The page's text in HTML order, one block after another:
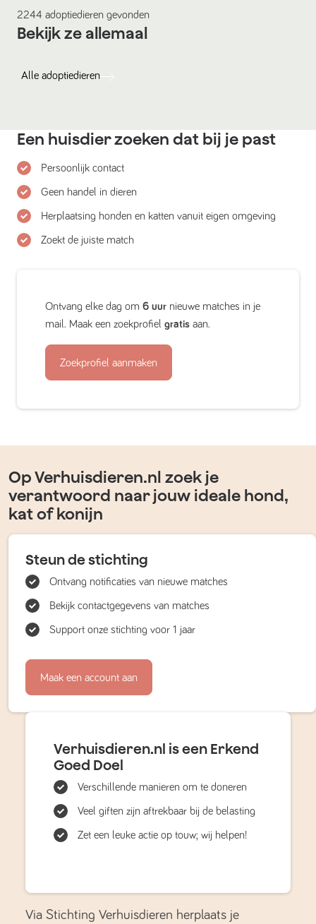
2244 adoptiedieren gevonden
Bekijk ze allemaal
Alle adoptiedieren
Een huisdier zoeken dat bij je past
Persoonlijk contact
Geen handel in dieren
Herplaatsing honden en katten vanuit eigen omgeving
Zoekt de juiste match
Ontvang elke dag om 6 uur nieuwe matches in je
mail. Maak een zoekprofiel gratis aan.
Zoekprofiel aanmaken
Op Verhuisdieren.nl zoek je
verantwoord naar jouw ideale hond,
kat of konijn
Steun de stichting
Ontvang notificaties van nieuwe matches
Bekijk contactgegevens van matches
Support onze stichting voor 1 jaar
Maak een account aan
Verhuisdieren.nl is een Erkend
Goed Doel
Verschillende manieren om te doneren
Veel giften zijn aftrekbaar bij de belasting
Zet een leuke actie op touw; wij helpen!
Via Stichting Verhuisdieren herplaats je